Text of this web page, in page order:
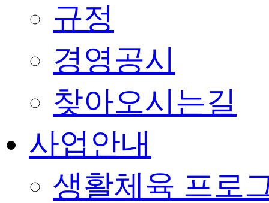
규정
경영공시
찾아오시는길
사업안내
생활체육 프로